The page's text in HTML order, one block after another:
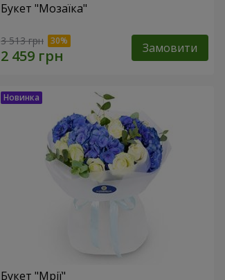
Букет "Мозаїка"
3 513 грн Замовити
Букет "Мрії"